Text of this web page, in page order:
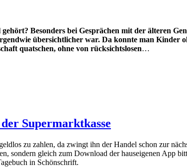
Besonders bei Gesprächen mit der älteren
übersichtlicher war. Da konnte man Kinder
quatschen, ohne von rücksichtslosen…
Supermarktkasse
zu zahlen, da zwingt ihn der Handel schon zur
sondern gleich zum Download der hauseigenen App
in Schönschrift.